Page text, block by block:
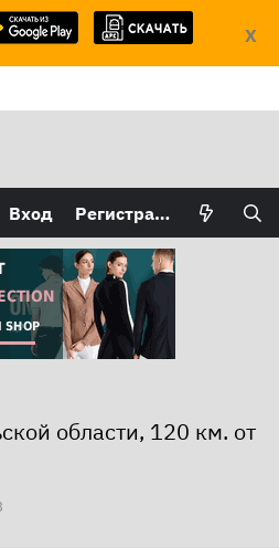
X
Вход Регистрация
области, 120 км. от